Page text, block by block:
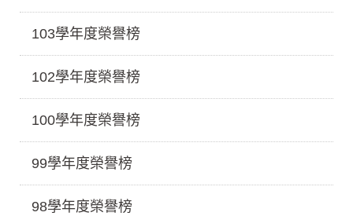
103學年度榮譽榜
102學年度榮譽榜
100學年度榮譽榜
99學年度榮譽榜
98學年度榮譽榜